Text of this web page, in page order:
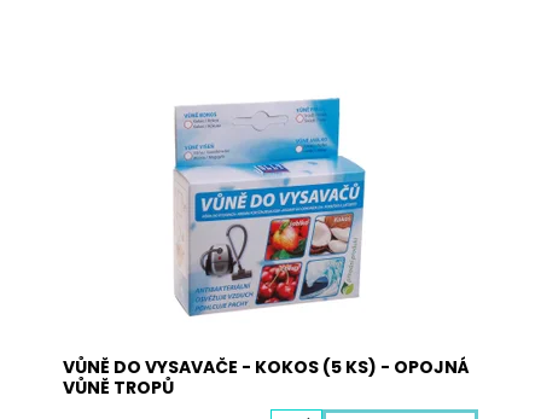
Vůně do vysavače je vyrobena z přírodních
materiálů a neobsahuje žádné nebezpečné
látky. Pohlcuje pachy, osvěžuje vzduch a plní
antibakteriální funkci. Použití: vysypte obsah
sáčků s vůní na podlahu a obsah vysajte. Při
zahřátí obsahu sáčku dojde k uvolnění...
Skladem
3016
VŮNĚ DO VYSAVAČE - KOKOS (5 KS) - OPOJNÁ
VŮNĚ TROPŮ